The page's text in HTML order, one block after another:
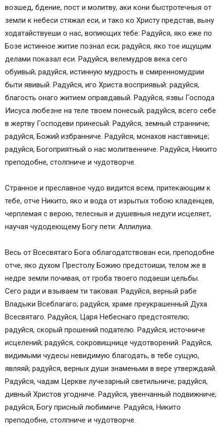
возшед, бдение, пост и молитву, аки кони быстротечныя от
земли к небеси стяжал еси, и тако ко Христу представ, выну
ходатайствуеши о нас, вопиющих тебе: Радуйся, яко еже по
Бозе истинное житие познал еси; радуйся, яко тое ищущим
делами показал еси. Радуйся, велемудров века сего
обуивый; радуйся, истинную мудрость в смиренномудрии
быти явивый. Радуйся, иго Христа восприявый: радуйся,
благость онаго житием оправдавый. Радуйся, язвы Господа
Иисуса любезне на теле твоем понесый; радуйся, всего себе
в жертву Господеви принесый. Радуйся, земный странниче;
радуйся, Божий избранниче. Радуйся, монахов наставнице;
радуйся, Богоприятный о нас молитвенниче. Радуйся, Никито
преподобне, столпниче и чудотворче.
Странное и преславное чудо видится всем, притекающим к
тебе, отче Никито, яко и вода от изрытых тобою кладенцев,
черплемая с верою, телесныя и душевныя недуги исцеляет,
научая чудодеющему Богу пети: Аллилуиа.
Весь от Всесвятаго Бога облагодатствован еси, преподобне
отче, яко духом Престолу Божию предстоиши, телом же в
недре земли почивая, от гроба твоего подаеши цельбы.
Сего ради и взываем ти таковая: Радуйся, верный рабе
Владыки Всеблагаго; радуйся, храме преукрашенный Духа
Всесвятаго. Радуйся, Царя Небеснаго предстоятелю;
радуйся, скорый прошений подателю. Радуйся, источниче
исцелений; радуйся, сокровищнице чудотворений. Радуйся,
видимыми чудесы невидимую благодать, в тебе сущую,
являяй; радуйся, верных души знаменьми в вере утверждаяй.
Радуйся, чадам Церкве лучезарный светильниче; радуйся,
дивный Христов угодниче. Радуйся, увенчанный подвижниче;
радуйся, Богу присный любимиче. Радуйся, Никито
преподобне, столпниче и чудотворче.